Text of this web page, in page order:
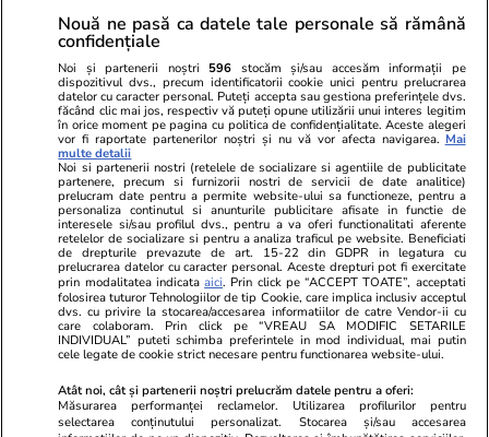
în etapa a treia din Superligă. Deschidere de
scor în secunda 41
Muzică și Filme 01 aug.
Clint Eastwood, critic dur la adresa
Hollywood-ului modern: „Trăim într-o
generație de lingușitori”
Citește mai multe
TRENDING
Știri România 01 aug.
A murit Florian Luca, reputat profesor de
Nouă ne pasă ca datele tale personale să rămână
confidențiale
Noi și partenerii noștri 596 stocăm și/sau accesăm informații pe
dispozitivul dvs., precum identificatorii cookie unici pentru prelucrarea
datelor cu caracter personal. Puteți accepta sau gestiona preferințele dvs.
făcând clic mai jos, respectiv vă puteți opune utilizării unui interes legitim
în orice moment pe pagina cu politica de confidențialitate. Aceste alegeri
vor fi raportate partenerilor noștri și nu vă vor afecta navigarea. Mai
multe detalii
Noi si partenerii nostri (retelele de socializare si agentiile de publicitate
partenere, precum si furnizorii nostri de servicii de date analitice)
prelucram date pentru a permite website-ului sa functioneze, pentru a
personaliza continutul si anunturile publicitare afisate in functie de
interesele si/sau profilul dvs., pentru a va oferi functionalitati aferente
retelelor de socializare si pentru a analiza traficul pe website. Beneficiati
de drepturile prevazute de art. 15-22 din GDPR in legatura cu
prelucrarea datelor cu caracter personal. Aceste drepturi pot fi exercitate
prin modalitatea indicataaici. Prin click pe “ACCEPT TOATE”, acceptati
folosirea tuturor Tehnologiilor de tip Cookie, care implica inclusiv acceptul
dvs. cu privire la stocarea/accesarea informatiilor de catre Vendor-ii cu
care colaboram. Prin click pe “VREAU SA MODIFIC SETARILE
INDIVIDUAL” puteti schimba preferintele in mod individual, mai putin
cele legate de cookie strict necesare pentru functionarea website-ului.
Atât noi, cât și partenerii noștri prelucrăm datele pentru a oferi:
Măsurarea performanței reclamelor. Utilizarea profilurilor pentru
selectarea conținutului personalizat. Stocarea și/sau accesarea